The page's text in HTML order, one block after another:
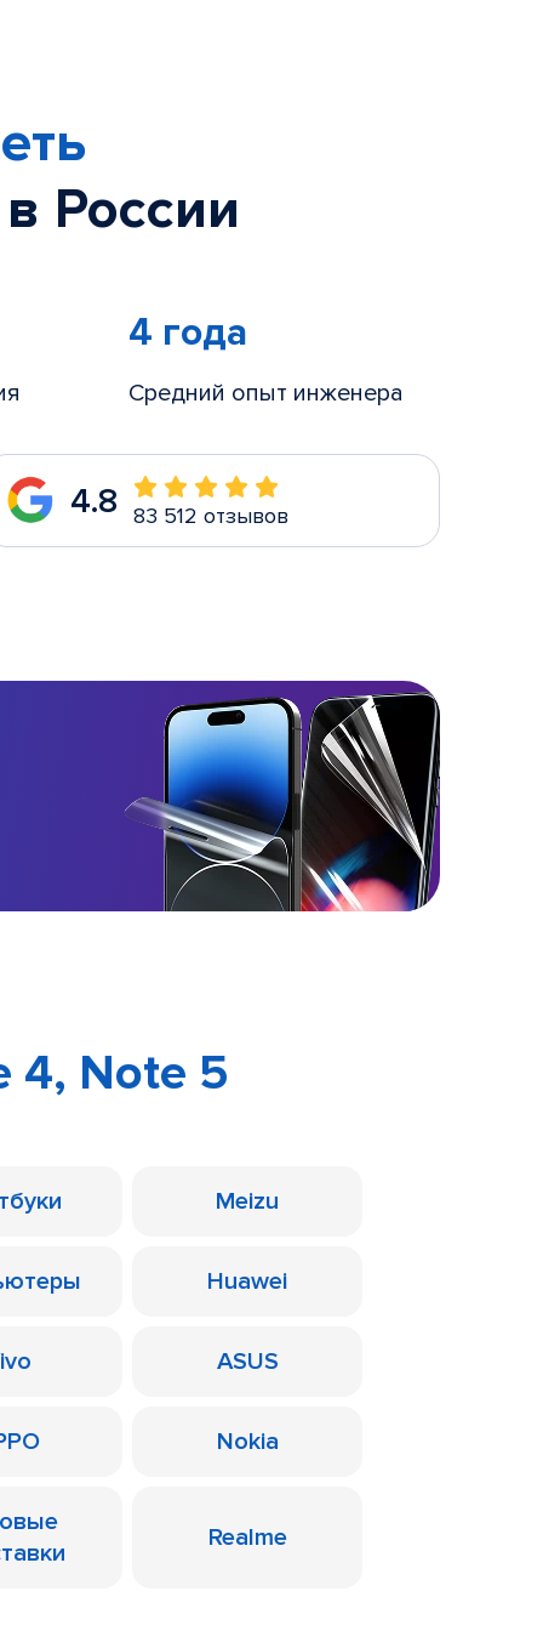
России
4 года
Средний опыт инженера
4.8 83 512 отзывов
4, Note 5
Meizu
Huawei
ASUS
Nokia
Realme